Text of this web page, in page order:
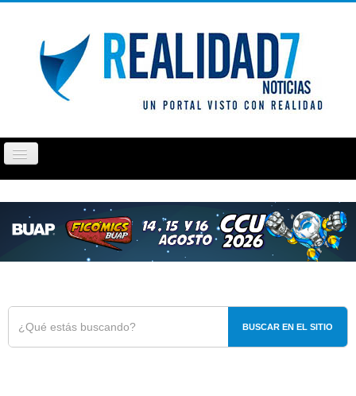
Cambiar
navegación
PUEBLA TLAXCALA OPINIÓN
BUSCAR EN EL SITIO